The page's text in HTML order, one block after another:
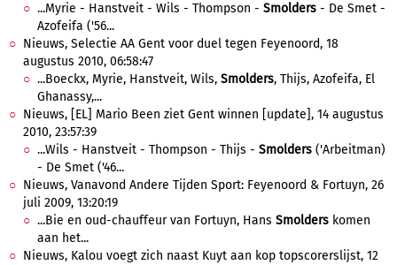
...Myrie - Hanstveit - Wils - Thompson - Smolders - De Smet -
Azofeifa ('56...
Nieuws, Selectie AA Gent voor duel tegen Feyenoord, 18
augustus 2010, 06:58:47
...Boeckx, Myrie, Hanstveit, Wils, Smolders, Thijs, Azofeifa, El
Ghanassy,...
Nieuws, [EL] Mario Been ziet Gent winnen [update], 14 augustus
2010, 23:57:39
...Wils - Hanstveit - Thompson - Thijs - Smolders ('Arbeitman)
- De Smet ('46...
Nieuws, Vanavond Andere Tijden Sport: Feyenoord & Fortuyn, 26
juli 2009, 13:20:19
...Bie en oud-chauffeur van Fortuyn, Hans Smolders komen
aan het...
Nieuws, Kalou voegt zich naast Kuyt aan kop topscorerslijst, 12